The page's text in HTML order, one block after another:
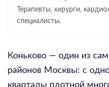
Терапевты, хирурги,
специалисты.
Коньково — один из
районов Москвы: с
кварталы плотной